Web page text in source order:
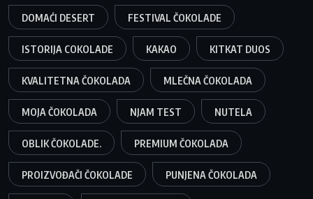
DOMAĆI DESERT FESTIVAL ČOKOLADE
ISTORIJA COKOLADE KAKAO KITKAT DUOS
KVALITETNA ČOKOLADA MLEČNA ČOKOLADA
MOJA ČOKOLADA NJAM TEST NUTELA
OBLIK ČOKOLADE. PREMIUM ČOKOLADA
PROIZVOĐAČI ČOKOLADE PUNJENA ČOKOLADA